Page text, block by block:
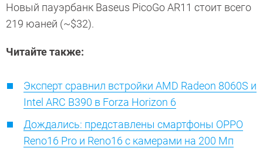
Новый пауэрбанк Baseus PicoGo AR11 стоит всего
219 юаней (~$32).
Читайте также:
Эксперт сравнил встройки AMD Radeon 8060S и
Intel ARC B390 в Forza Horizon 6
Дождались: представлены смартфоны OPPO
Reno16 Pro и Reno16 с камерами на 200 Мп